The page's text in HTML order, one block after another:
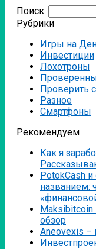
Поиск:
Рубрики
Игры на
Инвестиции
Лохотроны
Проверить
Разное
Смартфоны
Рекомендуем
Как я
PotokCash
названием:
Мaksibitcoin
обзор
Аneovexis –